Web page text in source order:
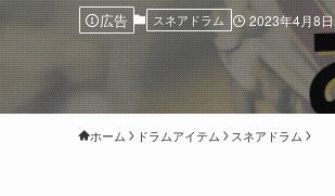
広告 スネアドラム 2023年4月8日
ホーム ドラムアイテム スネアドラム